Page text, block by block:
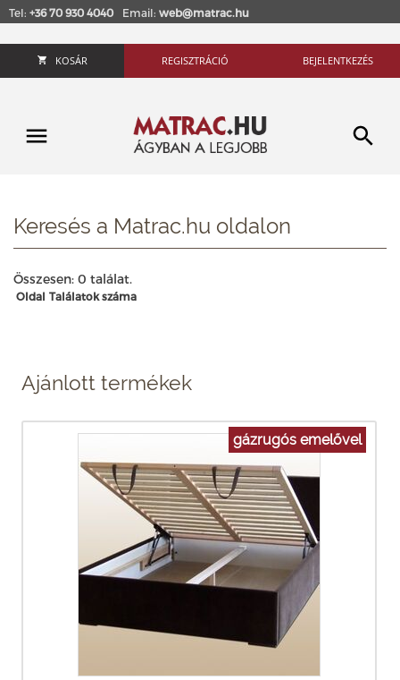
Tel: +36 70 930 4040 Email: web@matrac.hu
KOSÁR REGISZTRÁCIÓ BEJELENTKEZÉS
Keresés a Matrac.hu oldalon
Összesen: 0 találat.
Oldal Találatok száma
Ajánlott termékek
gázrugós emelővel